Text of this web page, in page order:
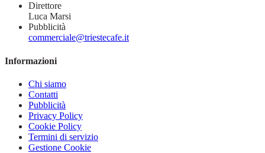
Direttore
Luca Marsi
Pubblicità
commerciale@triestecafe.it
Informazioni
Chi siamo
Contatti
Pubblicità
Privacy Policy
Cookie Policy
Termini di servizio
Gestione Cookie